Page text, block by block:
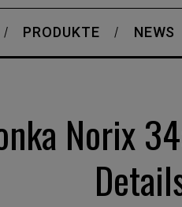
PRODUKTE NEWS
Norix